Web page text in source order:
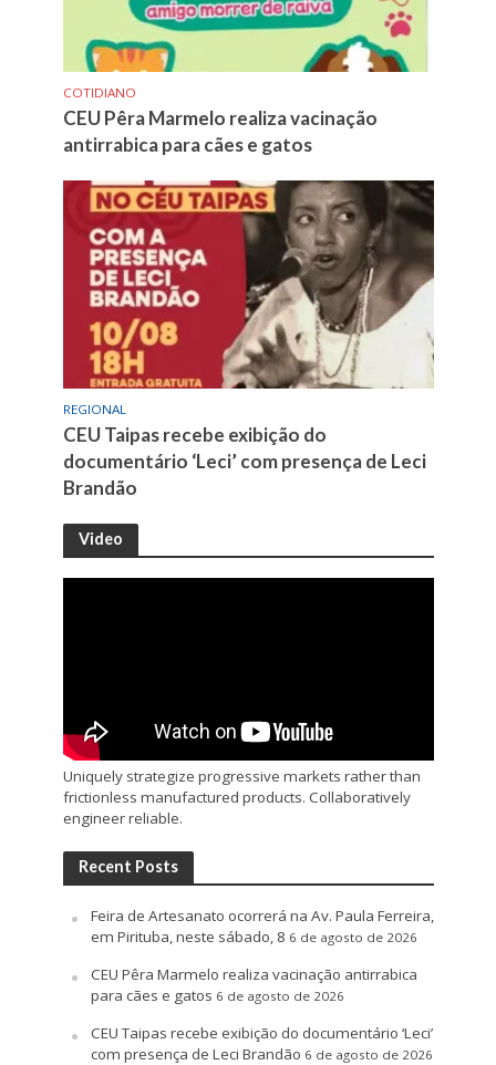
COTIDIANO
CEU Pêra Marmelo realiza vacinação
antirrabica para cães e gatos
REGIONAL
CEU Taipas recebe exibição do
documentário ‘Leci’ com presença de Leci
Brandão
Video
Uniquely strategize progressive markets rather than
frictionless manufactured products. Collaboratively
engineer reliable.
Recent Posts
Feira de Artesanato ocorrerá na Av. Paula Ferreira,
em Pirituba, neste sábado, 8 6 de agosto de 2026
CEU Pêra Marmelo realiza vacinação antirrabica
para cães e gatos 6 de agosto de 2026
CEU Taipas recebe exibição do documentário ‘Leci’
com presença de Leci Brandão 6 de agosto de 2026